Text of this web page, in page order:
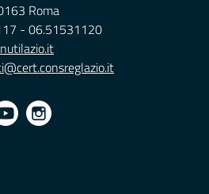
Roma
- 06.51531120